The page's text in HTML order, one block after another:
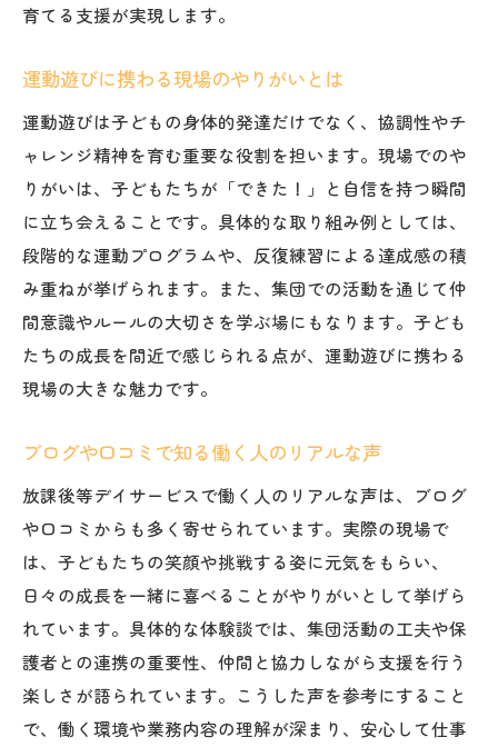
育てる支援が実現します。
運動遊びに携わる現場のやりがいとは
運動遊びは子どもの身体的発達だけでなく、協調性やチ
ャレンジ精神を育む重要な役割を担います。現場でのや
りがいは、子どもたちが「できた！」と自信を持つ瞬間
に立ち会えることです。具体的な取り組み例としては、
段階的な運動プログラムや、反復練習による達成感の積
み重ねが挙げられます。また、集団での活動を通じて仲
間意識やルールの大切さを学ぶ場にもなります。子ども
たちの成長を間近で感じられる点が、運動遊びに携わる
現場の大きな魅力です。
ブログや口コミで知る働く人のリアルな声
放課後等デイサービスで働く人のリアルな声は、ブログ
や口コミからも多く寄せられています。実際の現場で
は、子どもたちの笑顔や挑戦する姿に元気をもらい、
日々の成長を一緒に喜べることがやりがいとして挙げら
れています。具体的な体験談では、集団活動の工夫や保
護者との連携の重要性、仲間と協力しながら支援を行う
楽しさが語られています。こうした声を参考にすること
で、働く環境や業務内容の理解が深まり、安心して仕事